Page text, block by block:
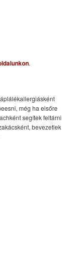
.
még ha elsőre
segítek feltárni
bevezetlek